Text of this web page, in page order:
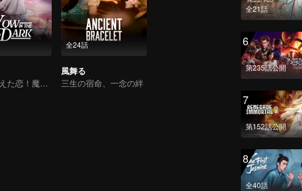
逆境を越えた恋！魔王が妖精の妻を追う
全24話
風舞る
三生の宿命、一念の絆
全21話
6
第235話公開
7
第152話公開
8
全40話